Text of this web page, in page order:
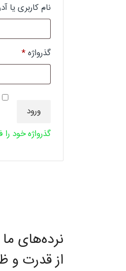
نام کاربری یا
گذرواژه*
ورود
گذرواژه خود
نرده‌های
از قدرت و